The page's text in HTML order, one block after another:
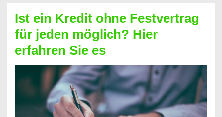
Prepaid
ist
nicht
nur
für
Handy
Ist ein Kredit ohne Festvertrag
für jeden möglich? Hier
erfahren Sie es